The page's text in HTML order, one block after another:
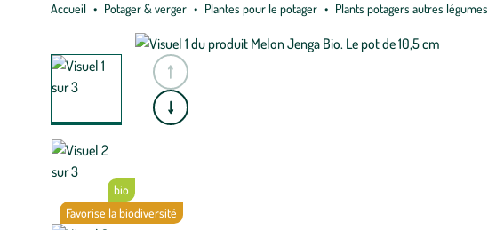
Accueil Potager & verger Plantes pour le potager Plants potagers autres légumes
A
l
l
e
r
à
l
a
s
l
i
d
e
p
r
é
c
é
d
e
n
t
e A
l
l
e
r
à
l
a
s
l
i
d
e
s
u
i
v
a
n
t
e
bio
Favorise la biodiversité